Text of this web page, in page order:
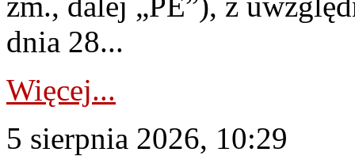
dnia 28...
Więcej...
5 sierpnia 2026, 10:29